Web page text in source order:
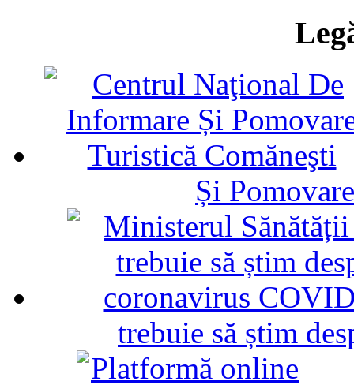
Și
trebuie să știm